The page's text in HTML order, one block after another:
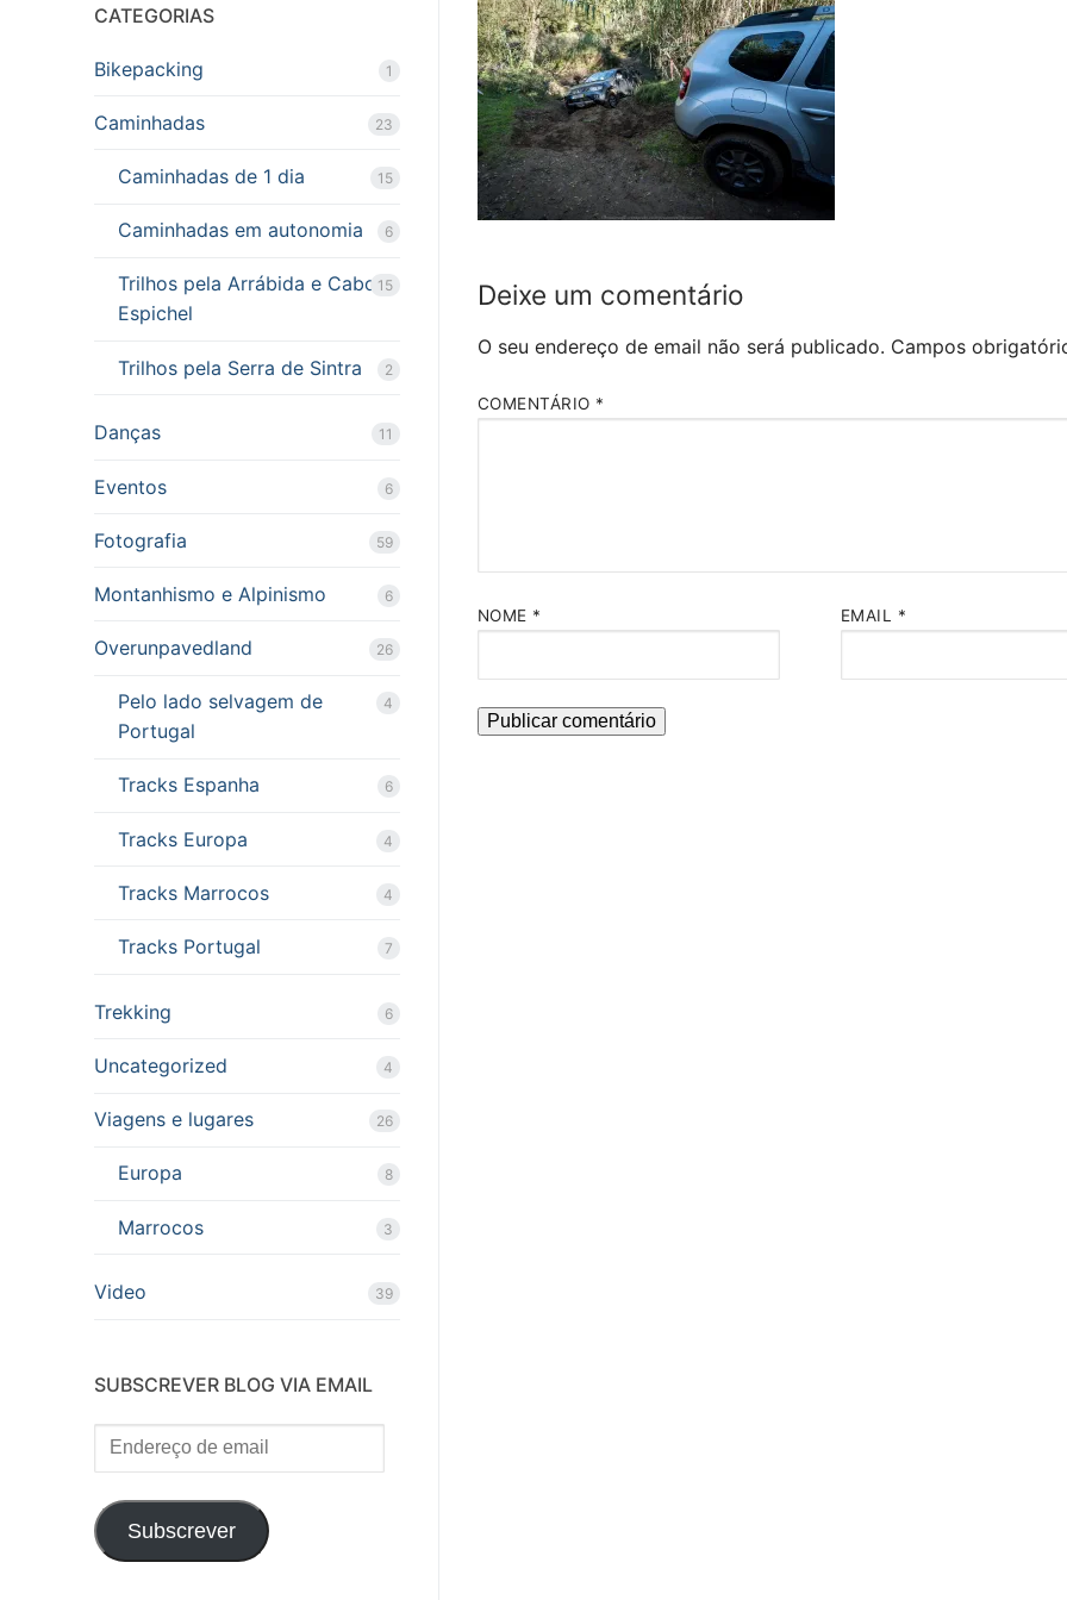
Deixe um comentário
O seu endereço de email não será publicado. Campos
COMENTÁRIO *
NOME * EMAIL *
CATEGORIAS
Bikepacking 1
Caminhadas 23
Caminhadas de 1 dia 15
Caminhadas em autonomia 6
Trilhos pela Arrábida e Cabo
Espichel
15
Trilhos pela Serra de Sintra 2
Danças 11
Eventos 6
Fotografia 59
Montanhismo e Alpinismo 6
Overunpavedland 26
Pelo lado selvagem de
Portugal
4
Tracks Espanha 6
Tracks Europa 4
Tracks Marrocos 4
Tracks Portugal 7
Trekking 6
Uncategorized 4
Viagens e lugares 26
Europa 8
Marrocos 3
Video 39
SUBSCREVER BLOG VIA EMAIL
Endereço
de
email
Subscrever